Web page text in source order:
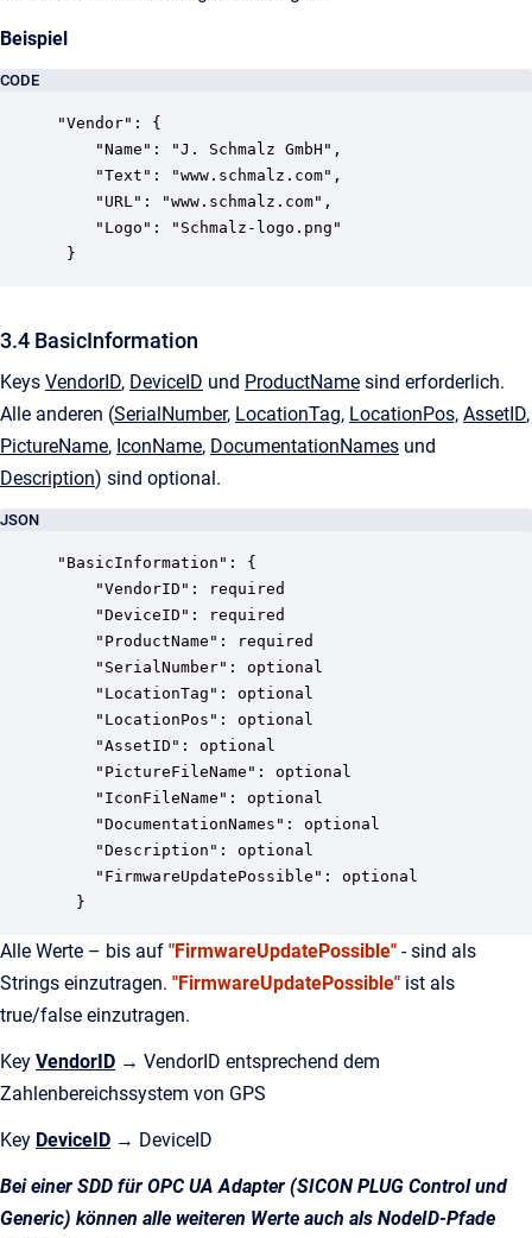
Beispiel
CODE
"Vendor": {
    "Name": "J. Schmalz GmbH",
    "Text": "www.schmalz.com",
    "URL": "www.schmalz.com",
    "Logo": "Schmalz-logo.png"
}
3.4 BasicInformation
Keys VendorID, DeviceID und ProductName sind erforderlich.
Alle anderen (SerialNumber, LocationTag, LocationPos, AssetID,
PictureName, IconName, DocumentationNames und
Description) sind optional.
JSON
"BasicInformation": {
    "VendorID": required
    "DeviceID": required
    "ProductName": required
    "SerialNumber": optional
    "LocationTag": optional
    "LocationPos": optional
    "AssetID": optional
    "PictureFileName": optional
    "IconFileName": optional
    "DocumentationNames": optional
    "Description": optional
    "FirmwareUpdatePossible": optional
  }
Alle Werte – bis auf "FirmwareUpdatePossible" - sind als
Strings einzutragen. "FirmwareUpdatePossible" ist als
true/false einzutragen.
Key VendorID → VendorID entsprechend dem
Zahlenbereichssystem von GPS
Key DeviceID → DeviceID
Bei einer SDD für OPC UA Adapter (SICON PLUG Control und
Generic) können alle weiteren Werte auch als NodeID-Pfade